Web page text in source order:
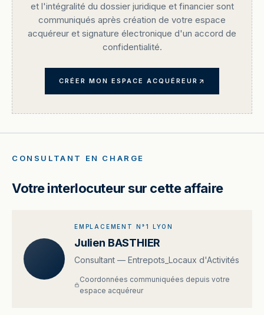
et l'intégralité du dossier juridique et financier sont
communiqués après création de votre espace
acquéreur et signature électronique d'un accord de
confidentialité.
CRÉER MON ESPACE ACQUÉREUR
CONSULTANT EN CHARGE
Votre interlocuteur sur cette affaire
EMPLACEMENT N°1 LYON
Julien BASTHIER
Consultant — Entrepots_Locaux d'Activités
Coordonnées communiquées depuis votre
espace acquéreur